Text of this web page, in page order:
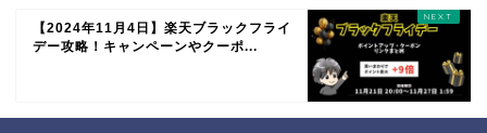
【2024年11月4日】楽天ブラックフライ
デー攻略！キャンペーンやクーポ...